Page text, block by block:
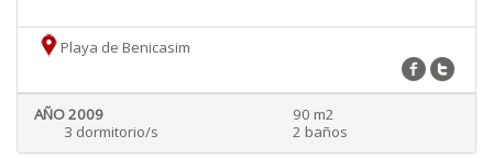
Playa de Benicasim
AÑO 2009
90 m2
3 dormitorio/s
2 baños